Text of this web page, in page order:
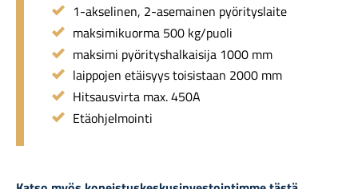
1-akselinen, 2-asemainen pyörityslaite
maksimikuorma 500 kg/puoli
maksimi pyörityshalkaisija 1000 mm
laippojen etäisyys toisistaan 2000 mm
Hitsausvirta max. 450A
Etäohjelmointi